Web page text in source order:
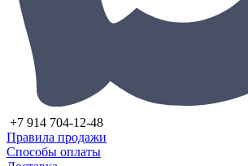
+7 914 704-12-48
Правила продажи
Способы оплаты